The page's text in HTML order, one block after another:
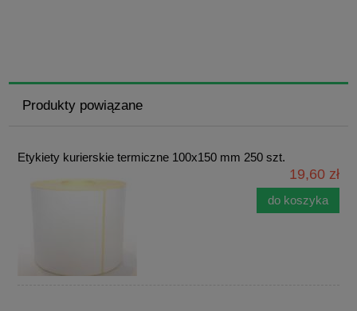
Produkty powiązane
Etykiety kurierskie termiczne 100x150 mm 250 szt.
19,60 zł
do koszyka